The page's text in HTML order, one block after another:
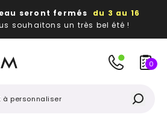
seront fermés du 3 au 16
souhaitons un très bel été !
0